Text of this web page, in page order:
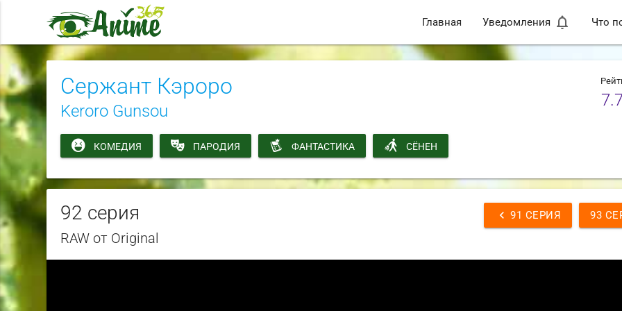
Главная Уведомления notifications_none Что
Сержант Кэроро
Keroro Gunsou
КОМЕДИЯ ПАРОДИЯ ФАНТАСТИКА СЁНЕН
chevron_left 91 СЕРИЯ 93
92 серия
RAW от Original